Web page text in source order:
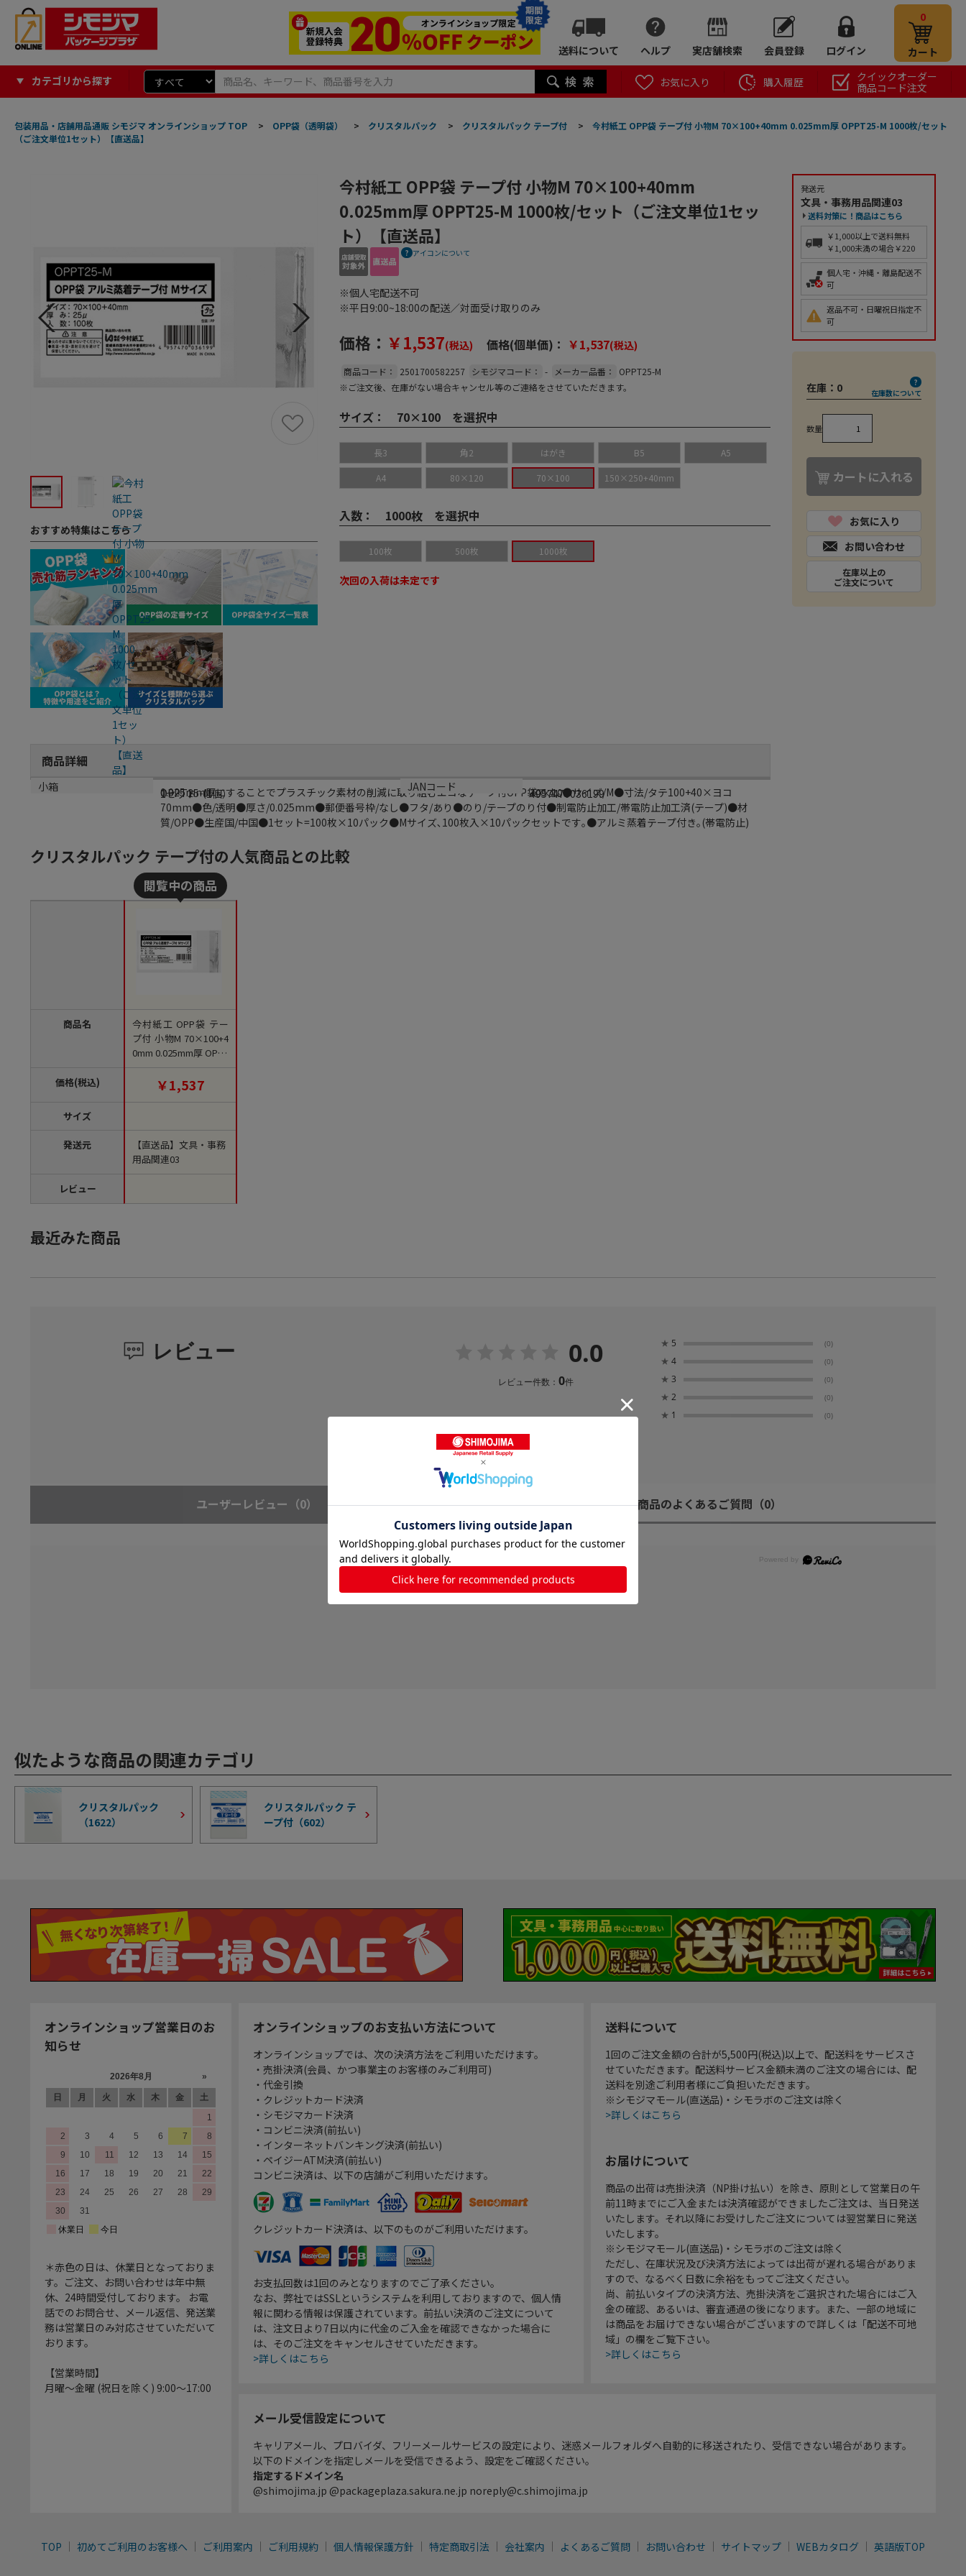
期間
限定
送料について ヘルプ 実店舗検索 会員登録 ログイン
0
カート
カテゴリから探す お気に入り 購入履歴
クイックオーダー
商品コード注文
包装用品・店舗用品通販 シモジマ オンラインショップ TOP > OPP袋（透明袋） > クリスタルパック > クリスタルパック テープ付 >
今村紙工 OPP袋 テープ付 小物M 70×100+40mm 0.025mm厚 OPPT25-M 1000枚/セット
（ご注文単位1セット）【直送品】
おすすめ特集はこちら
今村紙工 OPP袋 テープ付 小物M 70×100+40mm
0.025mm厚 OPPT25-M 1000枚/セット（ご注文単位1セッ
ト）【直送品】
アイコンについて
※個人宅配送不可
※平日9:00~18:00の配送／対面受け取りのみ
価格： ￥1,537(税込) 価格(個単価)： ￥1,537(税込)
商品コード： 2501700582257 シモジマコード： - メーカー品番：
OPPT25-M
※ご注文後、在庫がない場合キャンセル等のご連絡をさせていただきます。
サイズ： 70×100 を選択中
長3 角2 はがき B5 A5
A4 80×120 70×100 150×250+40mm
入数： 1000枚 を選択中
100枚 500枚 1000枚
次回の入荷は未定です
商品詳細
商品説明
0.025mm厚にすることでプラスチック素材の削減に取り組むエコなテープ付OPP袋です｡●サイズ/M●寸法/タテ100+40×ヨコ
70mm●色/透明●厚さ/0.025mm●郵便番号枠/なし●フタ/あり●のり/テープのり付●制電防止加工/帯電防止加工済(テープ)●材
質/OPP●生産国/中国●1セット=100枚×10パック●Mサイズ､100枚入×10パックセットです｡●アルミ蒸着テープ付き｡(帯電防止)
メーカー品番
OPPT25-M
規格
70×100
小箱
1セット（1個）
JANコード
4957470036199
発送元
文具・事務用品関連03
送料対策に！商品はこちら
￥1,000以上で送料無料
￥1,000未満の場合￥220
個人宅・沖縄・離島配送不
可
返品不可・日曜祝日指定不
可
在庫： 0 在庫数について
数量
カートに入れる
お気に入り
お問い合わせ
在庫以上の
ご注文について
クリスタルパック テープ付の人気商品との比較
商品名
価格(税込)
サイズ
発送元
レビュー
今村紙工 OPP袋 テー
プ付 小物M 70×100+4
0mm 0.025mm厚 OPPT
25-M 1000枚/セット
（ご注文単位1セッ
ト）【直送品】
￥1,537
【直送品】文具・事務
用品関連03
最近みた商品
レビュー 0.0
レビュー件数： 0件
★ 5 (0)
★ 4 (0)
★ 3 (0)
★ 2 (0)
★ 1 (0)
ユーザーレビュー （0） 商品のよくあるご質問 （0）
レビューはありません。
似たような商品の関連カテゴリ
クリスタルパック
（1622）
クリスタルパック テ
ープ付（602）
オンラインショップ営業日のお
知らせ
＊赤色の日は、休業日となっておりま
す。ご注文、お問い合わせは年中無
休、24時間受付しております。 お電
話でのお問合せ、メール返信、発送業
務は営業日のみ対応させていただいて
おります。
【営業時間】
月曜～金曜 (祝日を除く) 9:00～17:00
オンラインショップのお支払い方法について
オンラインショップでは、次の決済方法をご利用いただけます。
・売掛決済(会員、かつ事業主のお客様のみご利用可)
・代金引換
・クレジットカード決済
・シモジマカード決済
・コンビニ決済(前払い)
・インターネットバンキング決済(前払い)
・ペイジーATM決済(前払い)
コンビニ決済は、以下の店舗がご利用いただけます。
クレジットカード決済は、以下のものがご利用いただけます。
お支払回数は1回のみとなりますのでご了承ください。
なお、弊社ではSSLというシステムを利用しておりますので、個人情
報に関わる情報は保護されています。前払い決済のご注文について
は、注文日より7日以内に代金のご入金を確認できなかった場合に
は、そのご注文をキャンセルさせていただきます。
>詳しくはこちら
送料について
1回のご注文金額の合計が5,500円(税込)以上で、配送料をサービスさ
せていただきます。配送料サービス金額未満のご注文の場合には、配
送料を別途ご利用者様にご負担いただきます。
※シモジマモール(直送品)・シモラボのご注文は除く
>詳しくはこちら
お届けについて
商品の出荷は売掛決済（NP掛け払い）を除き、原則として営業日の午
前11時までにご入金または決済確認ができましたご注文は、当日発送
いたします。それ以降にお受けしたご注文については翌営業日に発送
いたします。
※シモジマモール(直送品)・シモラボのご注文は除く
ただし、在庫状況及び決済方法によっては出荷が遅れる場合がありま
すので、なるべく日数に余裕をもってご注文ください。
尚、前払いタイプの決済方法、売掛決済をご選択された場合にはご入
金の確認、あるいは、審査通過の後になります。また、一部の地域に
は商品をお届けできない場合がございますので詳しくは「配送不可地
域」の欄をご覧下さい。
>詳しくはこちら
メール受信設定について
キャリアメール、プロバイダ、フリーメールサービスの設定により、迷惑メールフォルダへ自動的に移送されたり、受信できない場合があります。
以下のドメインを指定しメールを受信できるよう、設定をご確認ください。
指定するドメイン名
@shimojima.jp @packageplaza.sakura.ne.jp noreply@c.shimojima.jp
TOP 初めてご利用のお客様へ ご利用案内 ご利用規約 個人情報保護方針 特定商取引法 会社案内 よくあるご質問 お問い合わせ サイトマップ WEBカタログ 英語版TOP